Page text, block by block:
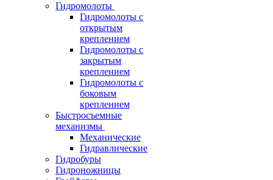
Гидромолоты
Гидромолоты с
открытым
креплением
Гидромолоты с
закрытым
креплением
Гидромолоты с
боковым
креплением
Быстросъемные
механизмы
Механические
Гидравлические
Гидробуры
Гидроножницы